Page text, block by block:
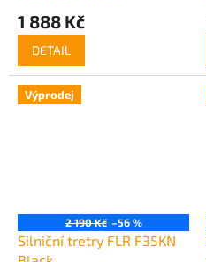
1 888 Kč
DETAIL
Výprodej
2 190 Kč –56 %
Silniční tretry FLR F35KN